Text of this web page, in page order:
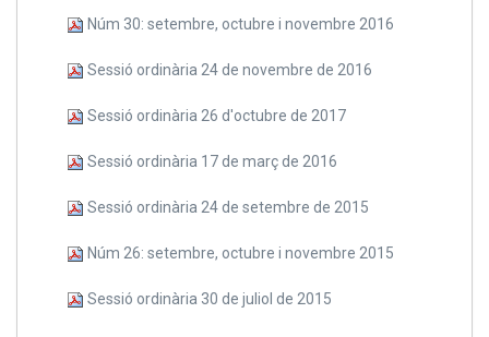
Núm 30: setembre, octubre i novembre 2016
Sessió ordinària 24 de novembre de 2016
Sessió ordinària 26 d'octubre de 2017
Sessió ordinària 17 de març de 2016
Sessió ordinària 24 de setembre de 2015
Núm 26: setembre, octubre i novembre 2015
Sessió ordinària 30 de juliol de 2015